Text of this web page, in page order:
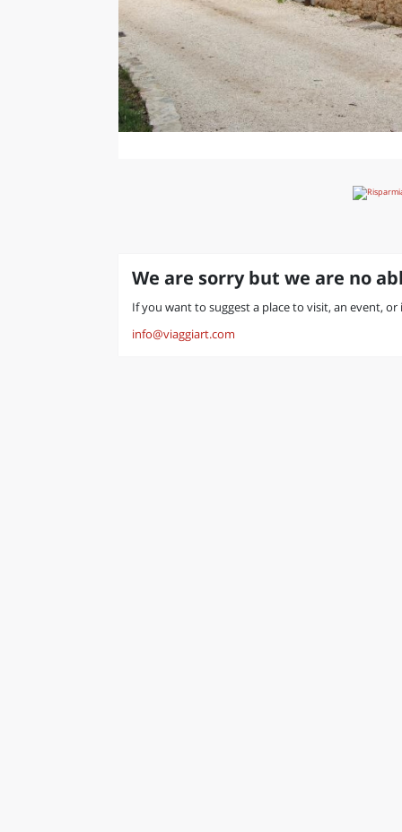
We are sorry but we are no
If you want to suggest a place to visit, an event,
info@viaggiart.com